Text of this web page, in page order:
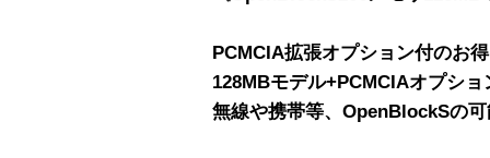
PCMCIA拡張オプション付のお
128MBモデル+PCMCIAオプショ
無線や携帯等、OpenBlockSの